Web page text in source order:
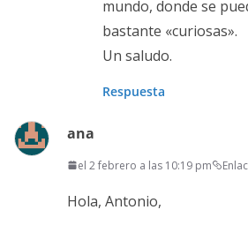
mundo, donde se
bastante «curiosas».
Un saludo.
Respuesta
ana
el 2 febrero a las 10:19 pm
Hola, Antonio,